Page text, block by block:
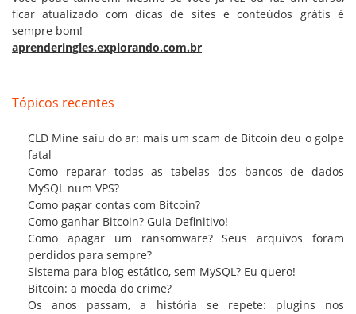
ficar atualizado com dicas de sites e conteúdos grátis é
sempre bom!
aprenderingles.explorando.com.br
Tópicos recentes
CLD Mine saiu do ar: mais um scam de Bitcoin deu o golpe
fatal
Como reparar todas as tabelas dos bancos de dados
MySQL num VPS?
Como pagar contas com Bitcoin?
Como ganhar Bitcoin? Guia Definitivo!
Como apagar um ransomware? Seus arquivos foram
perdidos para sempre?
Sistema para blog estático, sem MySQL? Eu quero!
Bitcoin: a moeda do crime?
Os anos passam, a história se repete: plugins nos